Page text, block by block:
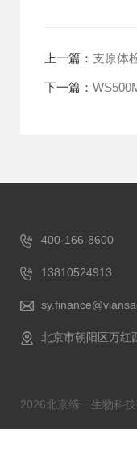
上一篇： 支原体
下一篇：
400-166-8600
13810524913
北京市朝阳区万红
2026北京缔一生物科